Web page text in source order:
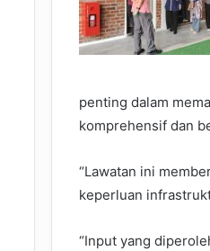
penting dalam
komprehensif dan
“Lawatan ini
keperluan
“Input yang